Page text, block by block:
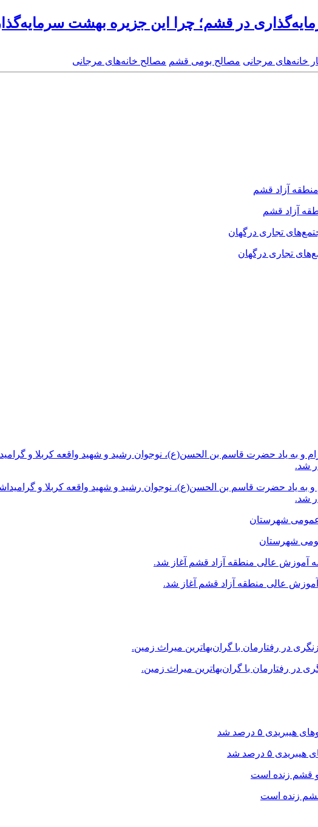
در قشم؛ چرا این جزیره بهشت
خانه‌های مرجانی مصالح بومی قشم مصالح خانه‌های مرجانی
آزاد قشم
تجاری درگهان
یاد حضرت قاسم بن الحسن(ع)، نوجوان رشید و شهید واقعه کربلا و
شد.
شهرستان
عالی منطقه آزاد قشم آغاز شد.
رفتارمان با گران‌بهاترین میراث زمین.
۵ درصد شد
قشم زنده است